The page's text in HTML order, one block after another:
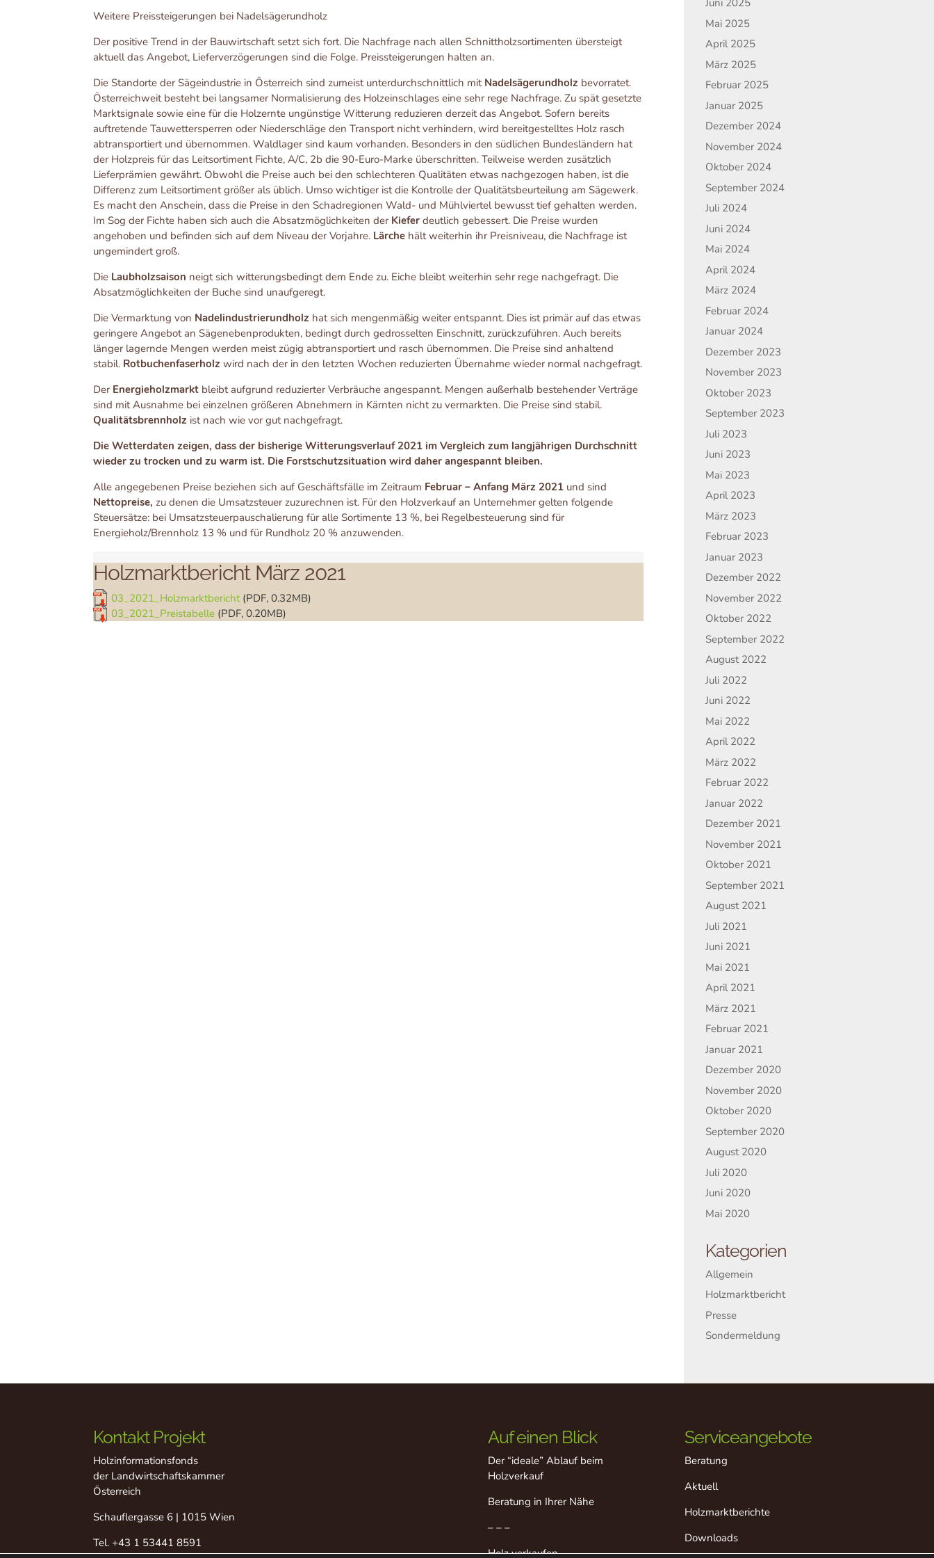
Weitere Preissteigerungen bei Nadelsägerundholz
Der positive Trend in der Bauwirtschaft setzt sich fort. Die Nachfrage nach allen Schnittholzsortimenten übersteigt
aktuell das Angebot, Lieferverzögerungen sind die Folge. Preissteigerungen halten an.
Die Standorte der Sägeindustrie in Österreich sind zumeist unterdurchschnittlich mit Nadelsägerundholz bevorratet.
Österreichweit besteht bei langsamer Normalisierung des Holzeinschlages eine sehr rege Nachfrage. Zu spät gesetzte
Marktsignale sowie eine für die Holzernte ungünstige Witterung reduzieren derzeit das Angebot. Sofern bereits
auftretende Tauwettersperren oder Niederschläge den Transport nicht verhindern, wird bereitgestelltes Holz rasch
abtransportiert und übernommen. Waldlager sind kaum vorhanden. Besonders in den südlichen Bundesländern hat
der Holzpreis für das Leitsortiment Fichte, A/C, 2b die 90-Euro-Marke überschritten. Teilweise werden zusätzlich
Lieferprämien gewährt. Obwohl die Preise auch bei den schlechteren Qualitäten etwas nachgezogen haben, ist die
Differenz zum Leitsortiment größer als üblich. Umso wichtiger ist die Kontrolle der Qualitätsbeurteilung am Sägewerk.
Es macht den Anschein, dass die Preise in den Schadregionen Wald- und Mühlviertel bewusst tief gehalten werden.
Im Sog der Fichte haben sich auch die Absatzmöglichkeiten der Kiefer deutlich gebessert. Die Preise wurden
angehoben und befinden sich auf dem Niveau der Vorjahre. Lärche hält weiterhin ihr Preisniveau, die Nachfrage ist
ungemindert groß.
Die Laubholzsaison neigt sich witterungsbedingt dem Ende zu. Eiche bleibt weiterhin sehr rege nachgefragt. Die
Absatzmöglichkeiten der Buche sind unaufgeregt.
Die Vermarktung von Nadelindustrierundholz hat sich mengenmäßig weiter entspannt. Dies ist primär auf das etwas
geringere Angebot an Sägenebenprodukten, bedingt durch gedrosselten Einschnitt, zurückzuführen. Auch bereits
länger lagernde Mengen werden meist zügig abtransportiert und rasch übernommen. Die Preise sind anhaltend
stabil. Rotbuchenfaserholz wird nach der in den letzten Wochen reduzierten Übernahme wieder normal nachgefragt.
Der Energieholzmarkt bleibt aufgrund reduzierter Verbräuche angespannt. Mengen außerhalb bestehender Verträge
sind mit Ausnahme bei einzelnen größeren Abnehmern in Kärnten nicht zu vermarkten. Die Preise sind stabil.
Qualitätsbrennholz ist nach wie vor gut nachgefragt.
Die Wetterdaten zeigen, dass der bisherige Witterungsverlauf 2021 im Vergleich zum langjährigen Durchschnitt
wieder zu trocken und zu warm ist. Die Forstschutzsituation wird daher angespannt bleiben.
Alle angegebenen Preise beziehen sich auf Geschäftsfälle im Zeitraum Februar – Anfang März 2021 und sind
Nettopreise,zu denen die Umsatzsteuer zuzurechnen ist. Für den Holzverkauf an Unternehmer gelten folgende
Steuersätze: bei Umsatzsteuerpauschalierung für alle Sortimente 13 %, bei Regelbesteuerung sind für
Energieholz/Brennholz 13 % und für Rundholz 20 % anzuwenden.
Holzmarktbericht März 2021
03_2021_Holzmarktbericht (PDF, 0.32MB)
03_2021_Preistabelle (PDF, 0.20MB)
Juni 2025
Mai 2025
April 2025
März 2025
Februar 2025
Januar 2025
Dezember 2024
November 2024
Oktober 2024
September 2024
Juli 2024
Juni 2024
Mai 2024
April 2024
März 2024
Februar 2024
Januar 2024
Dezember 2023
November 2023
Oktober 2023
September 2023
Juli 2023
Juni 2023
Mai 2023
April 2023
März 2023
Februar 2023
Januar 2023
Dezember 2022
November 2022
Oktober 2022
September 2022
August 2022
Juli 2022
Juni 2022
Mai 2022
April 2022
März 2022
Februar 2022
Januar 2022
Dezember 2021
November 2021
Oktober 2021
September 2021
August 2021
Juli 2021
Juni 2021
Mai 2021
April 2021
März 2021
Februar 2021
Januar 2021
Dezember 2020
November 2020
Oktober 2020
September 2020
August 2020
Juli 2020
Juni 2020
Mai 2020
Kategorien
Allgemein
Holzmarktbericht
Presse
Sondermeldung
Kontakt Projekt
Holzinformationsfonds
der Landwirtschaftskammer
Österreich
Schauflergasse 6 | 1015 Wien
Tel.+43 1 53441 8591
Auf einen Blick
Der “ideale” Ablauf beim
Holzverkauf
Beratung in Ihrer Nähe
– – –
Holz verkaufen
Serviceangebote
Beratung
Aktuell
Holzmarktberichte
Downloads